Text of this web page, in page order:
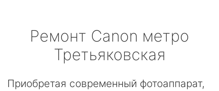
Ремонт Canon метро
Третьяковская
Приобретая современный фотоаппарат,